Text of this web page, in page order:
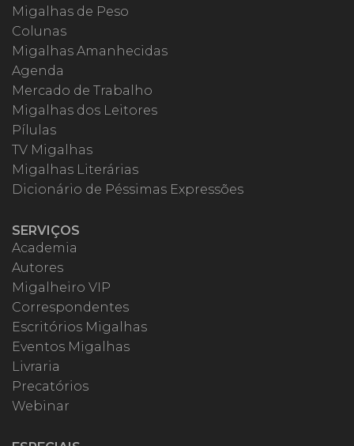
Migalhas de Peso
Colunas
Migalhas Amanhecidas
Agenda
Mercado de Trabalho
Migalhas dos Leitores
Pílulas
TV Migalhas
Migalhas Literárias
Dicionário de Péssimas Expressões
SERVIÇOS
Academia
Autores
Migalheiro VIP
Correspondentes
Escritórios Migalhas
Eventos Migalhas
Livraria
Precatórios
Webinar